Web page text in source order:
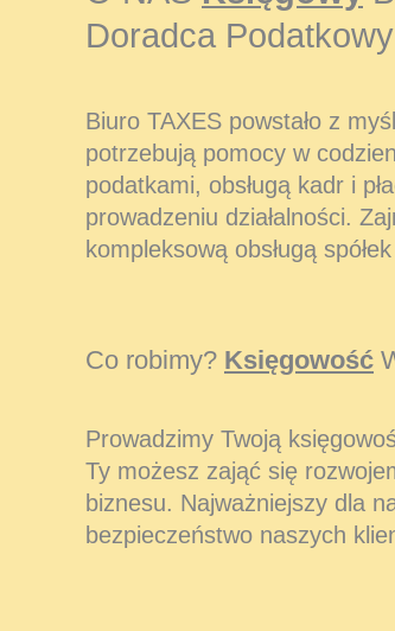
Doradca
Biuro TAXES powstało z
potrzebują pomocy w
podatkami, obsługą kadr i
prowadzeniu działalności.
kompleksową obsługą
Co robimy? Księgowość
Prowadzimy Twoją
Ty możesz zająć się
biznesu. Najważniejszy dla
bezpieczeństwo naszych